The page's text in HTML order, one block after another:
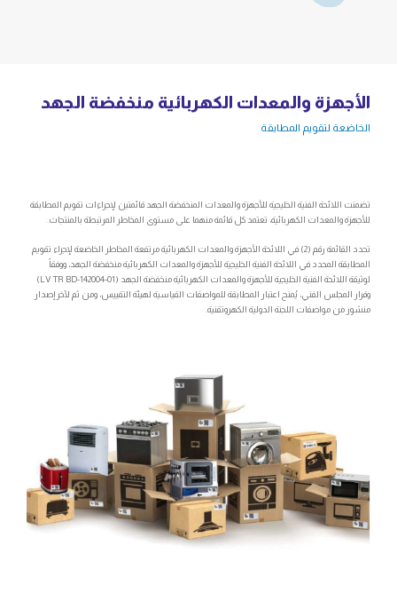
الأجهزة والمعدات الكهربائية منخفضة الجهد
الخاضعة لتقويم المطابقة
تضمنت اللائحة الفنية الخليجية للأجهزة والمعدات المنخفضة الجهد قائمتين لإجراءات تقويم المطابقة
للأجهزة والمعدات الكهربائية، تعتمد كل قائمة منهما على مستوى المخاطر المرتبطة بالمنتجات.
تحدد القائمة رقم (2) في اللائحة الأجهزة والمعدات الكهربائية مرتفعة المخاطر الخاضعة لإجراء تقويم
المطابقة المحدد في اللائحة الفنية الخليجية للأجهزة والمعدات الكهربائية منخفضة الجهد، ووفقاً
لوثيقة اللائحة الفنية الخليجية للأجهزة والمعدات الكهربائية منخفضة الجهد (LV TR BD-142004-01)
وقرار المجلس الفني، يُمنح اعتبار المطابقة للمواصفات القياسية لهيئة التقييس، ومن ثم لآخر إصدار
منشور من مواصفات اللجنة الدولية الكهروتقنية.